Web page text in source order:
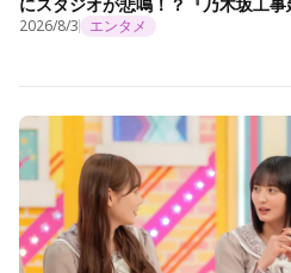
2026/8/3 エンタメ